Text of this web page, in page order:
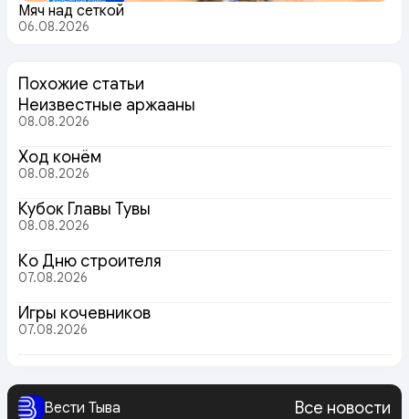
Мяч над сеткой
06.08.2026
Похожие статьи
Неизвестные аржааны
08.08.2026
Ход конём
08.08.2026
Кубок Главы Тувы
08.08.2026
Ко Дню строителя
07.08.2026
Игры кочевников
07.08.2026
Вести Тыва Все новости